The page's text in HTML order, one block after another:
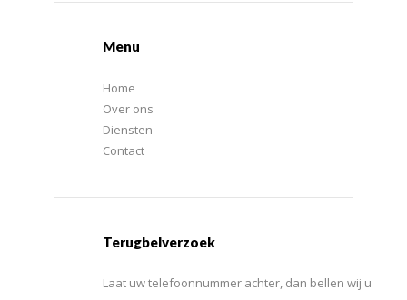
Menu
Home
Over ons
Diensten
Contact
Terugbelverzoek
Laat uw telefoonnummer achter, dan bellen wij u